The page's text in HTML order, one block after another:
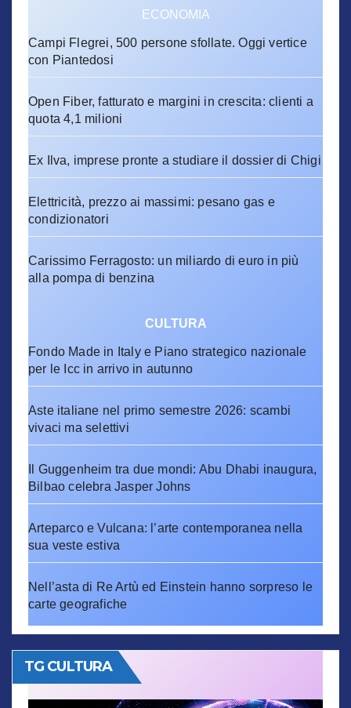
ECONOMIA
Campi Flegrei, 500 persone sfollate. Oggi vertice
con Piantedosi
Open Fiber, fatturato e margini in crescita: clienti a
quota 4,1 milioni
Ex Ilva, imprese pronte a studiare il dossier di Chigi
Elettricità, prezzo ai massimi: pesano gas e
condizionatori
Carissimo Ferragosto: un miliardo di euro in più
alla pompa di benzina
CULTURA
Fondo Made in Italy e Piano strategico nazionale
per le Icc in arrivo in autunno
Aste italiane nel primo semestre 2026: scambi
vivaci ma selettivi
Il Guggenheim tra due mondi: Abu Dhabi inaugura,
Bilbao celebra Jasper Johns
Arteparco e Vulcana: l’arte contemporanea nella
sua veste estiva
Nell’asta di Re Artù ed Einstein hanno sorpreso le
carte geografiche
TG CULTURA